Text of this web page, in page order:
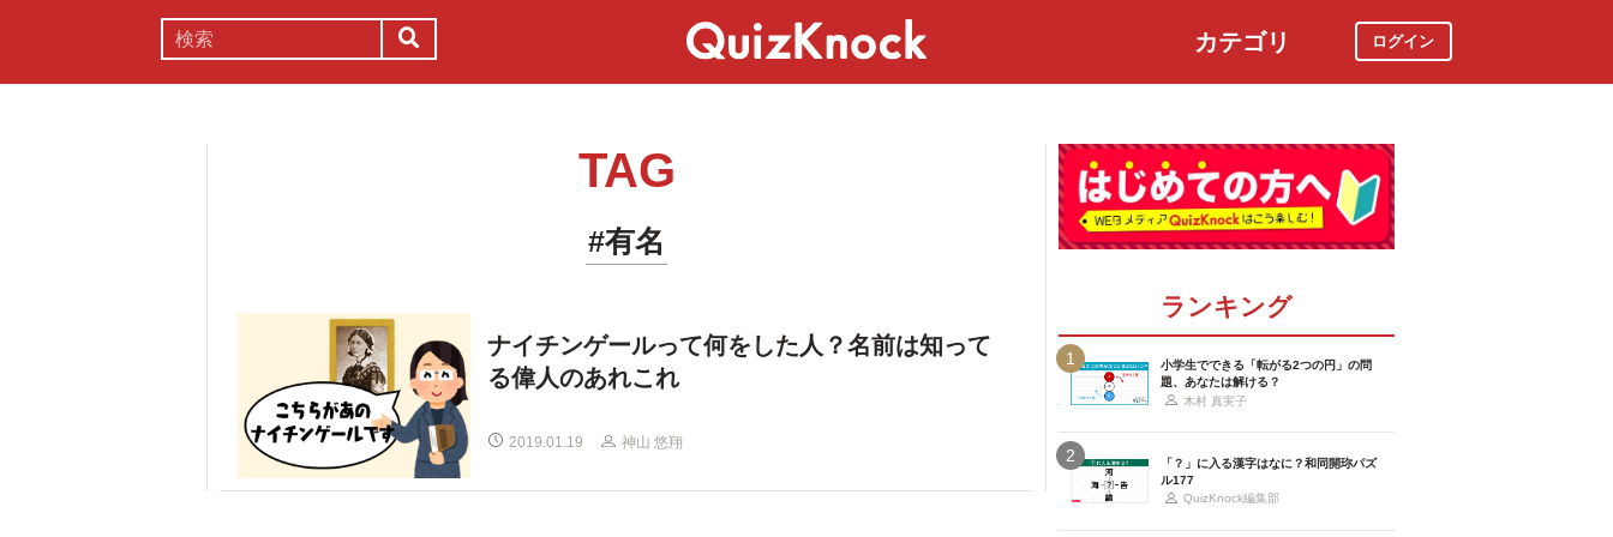
カテゴリ ログイン
TAG
#有名
ナイチンゲールって何をした人？名前は知って
る偉人のあれこれ
2019.01.19 神山 悠翔
ランキング
1
小学生でできる「転がる2つの円」の問
題、あなたは解ける？
木村 真実子
2
「？」に入る漢字はなに？和同開珎パズ
ル177
QuizKnock編集部